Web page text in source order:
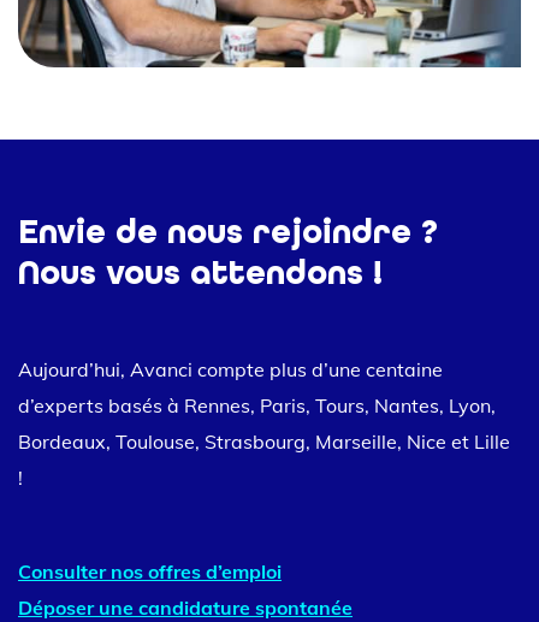
Envie de nous rejoindre ?
Nous vous attendons !
Aujourd’hui, Avanci compte plus d’une centaine
d’experts basés à Rennes, Paris, Tours, Nantes, Lyon,
Bordeaux, Toulouse, Strasbourg, Marseille, Nice et Lille
!
Consulter nos offres d’emploi
Déposer une candidature spontanée